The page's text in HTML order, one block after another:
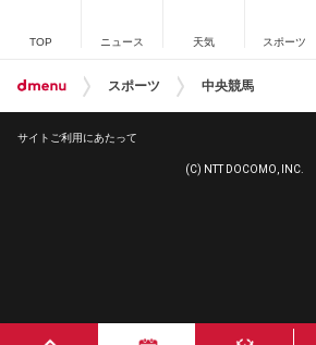
TOP ニュース 天気 スポーツ
スポーツ 中央競馬
サイトご利用にあたって
(C) NTT DOCOMO, INC.